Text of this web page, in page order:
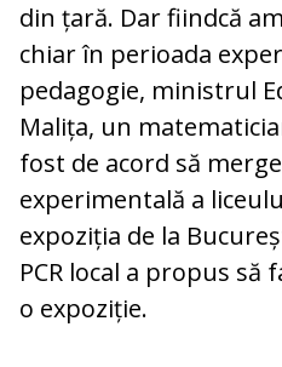
din țară. Dar fiindcă
chiar în perioada
pedagogie, ministrul
Malița, un
fost de acord să
experimentală a
expoziția de la
PCR local a propus să
o expoziție.